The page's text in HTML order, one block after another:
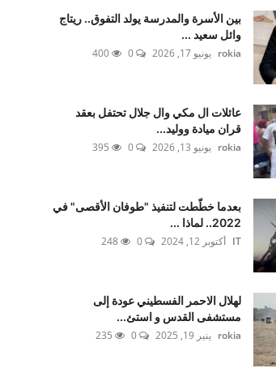
بين الأسرة والمدرسة يولد التفوق.. ريتاج
وائل سعيد ...
rokia يونيو 17, 2026 0
400
عائلات ال مكي وال جلال تحتفل بعقد
قران ميادة ووليد...
rokia يونيو 13, 2026 0
395
بعدما خطّطت لتنفيذ "طوفان الأقصى" في
2022.. لماذا ...
IT أكتوبر 12, 2024 0
248
لهلال الاحمر الفسطيني عودة إلى
مستشفى القدس و استئ...
rokia ينير 19, 2025 0
235